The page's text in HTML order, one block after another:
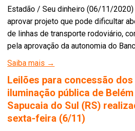
Estadão / Seu dinheiro (06/11/
aprovar projeto que pode dificultar
de linhas de transporte rodoviário,
pela aprovação da autonomia do
Saiba mais →
Leilões para concessão
iluminação pública de Belém
Sapucaia do Sul (RS)
sexta-feira (6/11)